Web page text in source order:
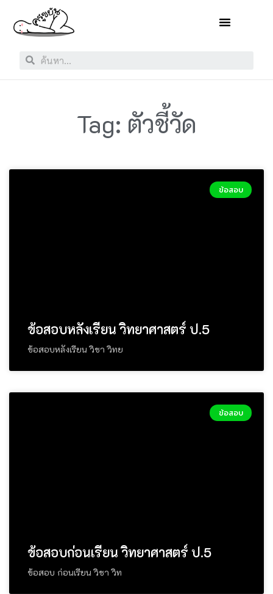
Tag: ตัวชี้วัด
ข้อสอบ
ข้อสอบหลังเรียน วิทยาศาสตร์ ป.5
ข้อสอบหลังเรียน วิชา วิทย
ข้อสอบ
ข้อสอบก่อนเรียน วิทยาศาสตร์ ป.5
ข้อสอบ ก่อนเรียน วิชา วิท